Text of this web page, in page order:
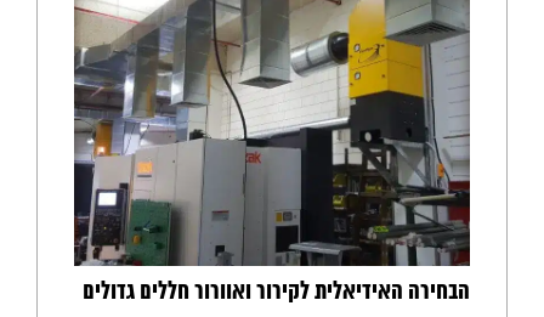
הבחירה האידיאלית לקירור ואוורור חללים גדולים